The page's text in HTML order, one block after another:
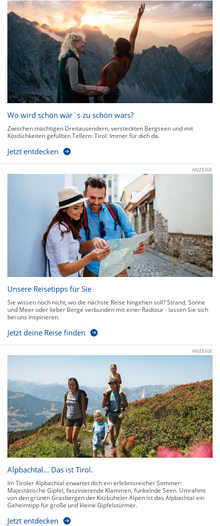
Wo wird schön wär`s zu schön wars?
Zwischen mächtigen Dreitausendern, versteckten Bergseen und mit
Köstlichkeiten gefüllten Tellern: Tirol. Immer für dich da.
Jetzt entdecken
ANZEIGE
Unsere Reisetipps für Sie
Sie wissen noch nicht, wo die nächste Reise hingehen soll? Strand, Sonne
und Meer oder lieber Berge verbunden mit einer Radtour - lassen Sie sich
bei uns inspirieren.
Jetzt deine Reise finden
ANZEIGE
Alpbachtal… Das ist Tirol.
Im Tiroler Alpbachtal erwartet dich ein erlebnisreicher Sommer:
Majestätische Gipfel, faszinierende Klammen, funkelnde Seen. Umrahmt
von den grünen Grasbergen der Kitzbüheler Alpen ist das Alpbachtal ein
Geheimtipp für große und kleine Gipfelstürmer.
Jetzt entdecken